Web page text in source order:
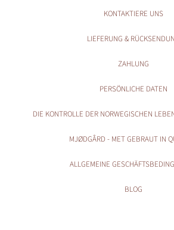
KONTAKTIERE UNS
LIEFERUNG &
ZAHLUNG
PERSÖNLICHE DATEN
DIE KONTROLLE DER NORWEGISCHEN
MJØDGÅRD - MET GEBRAUT IN
ALLGEMEINE
BLOG